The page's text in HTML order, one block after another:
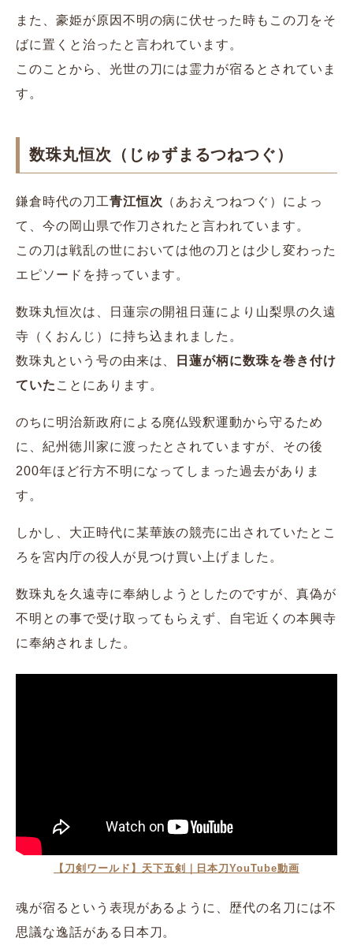
また、豪姫が原因不明の病に伏せった時もこの刀をそ
ばに置くと治ったと言われています。
このことから、光世の刀には霊力が宿るとされていま
す。
数珠丸恒次（じゅずまるつねつぐ）
鎌倉時代の刀工青江恒次 （あおえつねつぐ）によっ
て、今の岡山県で作刀されたと言われています。
この刀は戦乱の世においては他の刀とは少し変わった
エピソードを持っています。
数珠丸恒次は、日蓮宗の開祖日蓮により山梨県の久遠
寺（くおんじ）に持ち込まれました。
数珠丸という号の由来は、
日蓮が柄に数珠を巻き付け
ていた ことにあります。
のちに明治新政府による廃仏毀釈運動から守るため
に、紀州徳川家に渡ったとされていますが、その後
200年ほど行方不明になってしまった過去がありま
す。
しかし、大正時代に某華族の競売に出されていたとこ
ろを宮内庁の役人が見つけ買い上げました。
数珠丸を久遠寺に奉納しようとしたのですが、真偽が
不明との事で受け取ってもらえず、自宅近くの本興寺
に奉納されました。
【刀剣ワールド】天下五剣｜日本刀YouTube動画
魂が宿るという表現があるように、歴代の名刀には不
思議な逸話がある日本刀。